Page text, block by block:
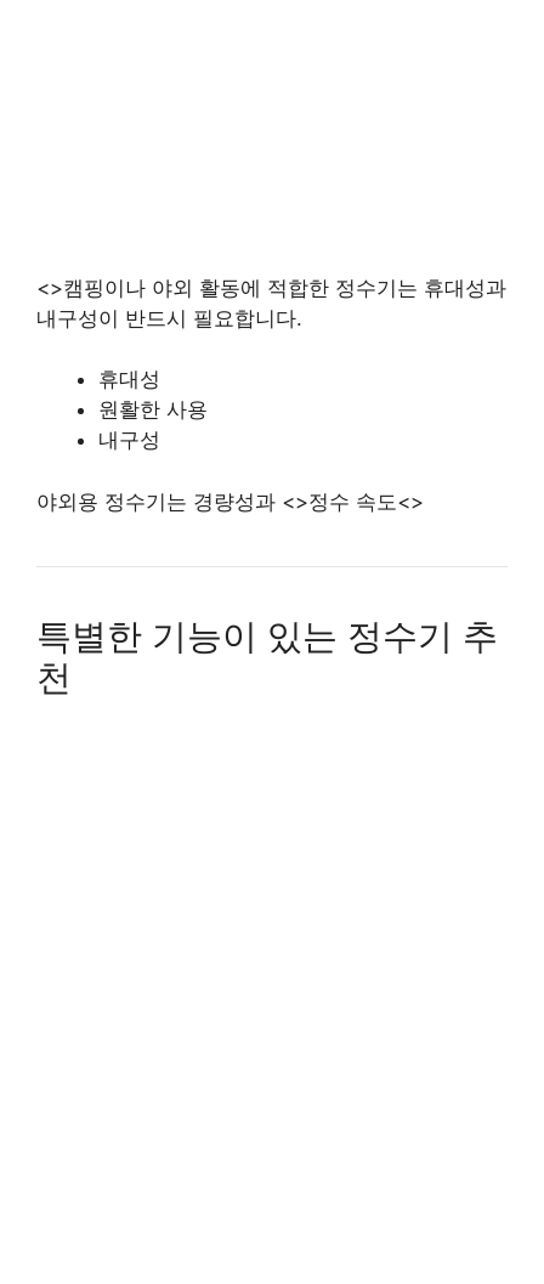
<>캠핑이나 야외 활동에 적합한 정수기는 휴대성과
내구성이 반드시 필요합니다.
휴대성
원활한 사용
내구성
야외용 정수기는 경량성과 <>정수 속도<>
특별한 기능이 있는 정수기 추
천